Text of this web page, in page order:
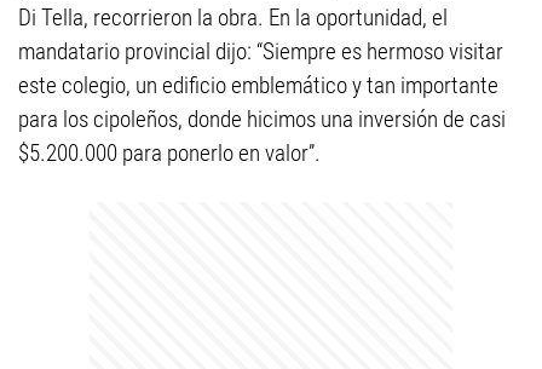
Di Tella, recorrieron la obra. En la oportunidad, el
mandatario provincial dijo: “Siempre es hermoso visitar
este colegio, un edificio emblemático y tan importante
para los cipoleños, donde hicimos una inversión de casi
$5.200.000 para ponerlo en valor”.